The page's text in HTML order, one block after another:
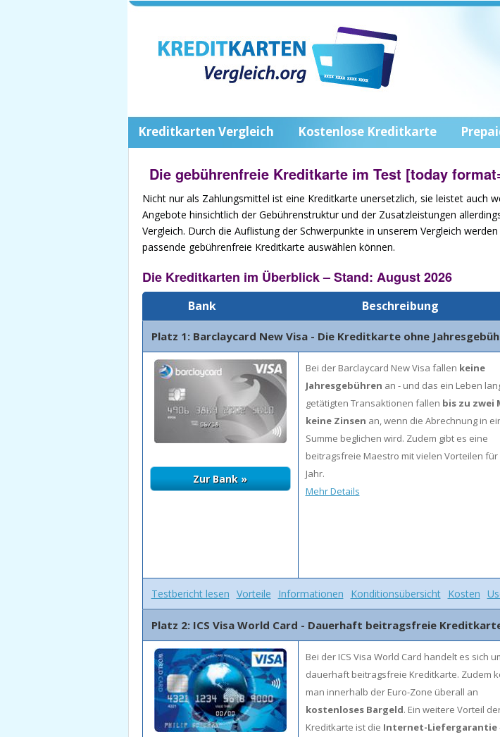
Kreditkarten Vergleich Kostenlose Kreditkarte
Die gebührenfreie Kreditkarte im Test [today
Nicht nur als Zahlungsmittel ist eine Kreditkarte unersetzlich, sie leistet auch
Angebote hinsichtlich der Gebührenstruktur und der Zusatzleistungen
Vergleich. Durch die Auflistung der Schwerpunkte in unserem Vergleich
passende gebührenfreie Kreditkarte auswählen können.
Die Kreditkarten im Überblick – Stand: August 2026
Bank Beschreibung
Platz 1: Barclaycard New Visa - Die Kreditkarte ohne
Bei der Barclaycard New Visa fallen keine
Jahresgebühren an - und das ein Leben
getätigten Transaktionen fallen bis zu zwei
keine Zinsen an, wenn die Abrechnung in
Summe beglichen wird. Zudem gibt es eine
beitragsfreie Maestro mit vielen Vorteilen für
Jahr.
Mehr Details
Testbericht lesen Vorteile Informationen Konditionsübersicht Kosten
Platz 2: ICS Visa World Card - Dauerhaft beitragsfreie
Bei der ICS Visa World Card handelt es sich
dauerhaft beitragsfreie Kreditkarte. Zudem
man innerhalb der Euro-Zone überall an
kostenloses Bargeld. Ein weitere Vorteil
Kreditkarte ist die Internet-Liefergarantie